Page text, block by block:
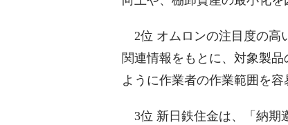
2位 オムロンの注目度の高
関連情報をもとに、対象製
ように作業者の作業範囲を
3位 新日鉄住金は、「納期